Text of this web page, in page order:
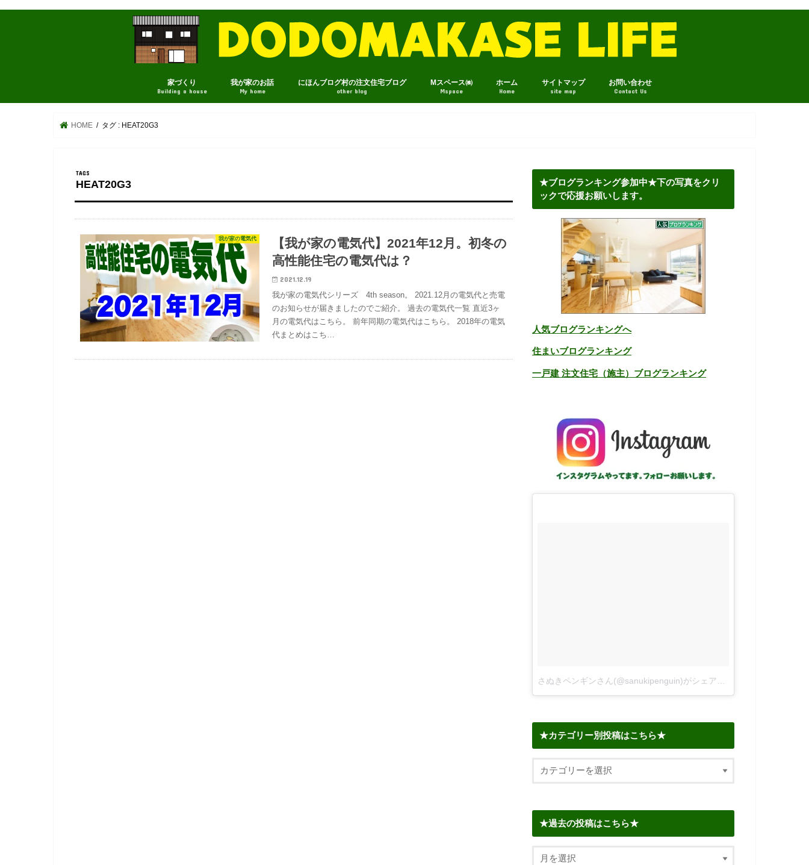
家づくり
Building a house
我が家のお話
My home
にほんブログ村の注文住宅ブログ
other blog
Mスペース㈱
Mspace
ホーム
Home
サイトマップ
site map
お問い合わせ
Contact Us
HOME タグ : HEAT20G3
HEAT20G3
我が家の電気代
【我が家の電気代】2021年12月。初冬の
高性能住宅の電気代は？
2021.12.19
我が家の電気代シリーズ 4th season。 2021.12月の電気代と売電
のお知らせが届きましたのでご紹介。 過去の電気代一覧 直近3ヶ
月の電気代はこちら。 前年同期の電気代はこちら。 2018年の電気
代まとめはこち…
★ブログランキング参加中★下の写真をクリ
ックで応援お願いします。
人気ブログランキングへ
住まいブログランキング
一戸建 注文住宅（施主）ブログランキング
★カテゴリー別投稿はこちら★
★過去の投稿はこちら★